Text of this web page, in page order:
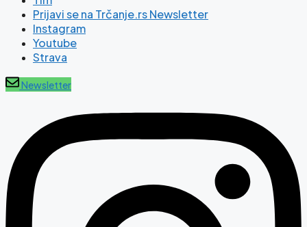
Prijavi se na Trčanje.rs Newsletter
Instagram
Youtube
Strava
Newsletter